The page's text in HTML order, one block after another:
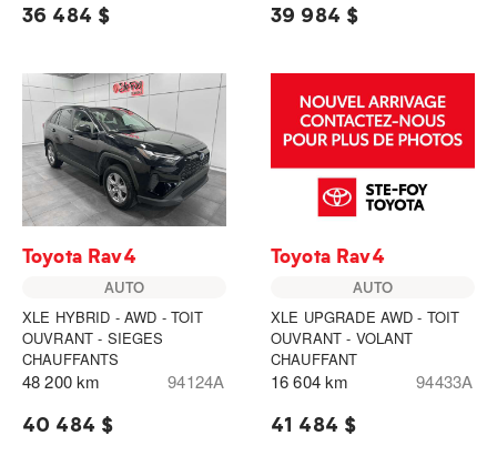
36 484 $ 39 984 $
Toyota Rav4
AUTO
XLE HYBRID - AWD - TOIT
OUVRANT - SIEGES
CHAUFFANTS
48 200 km 94124A
40 484 $
Toyota Rav4
AUTO
XLE UPGRADE AWD - TOIT
OUVRANT - VOLANT
CHAUFFANT
16 604 km 94433A
41 484 $